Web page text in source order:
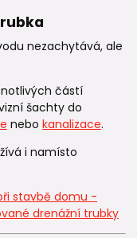
nezachytává, ale
částí
šachty do
nebo kanalizace.
i namísto
stavbě domu -
drenážní trubky